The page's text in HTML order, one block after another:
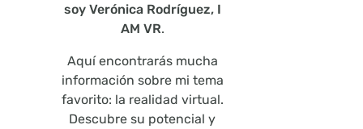
soy Verónica Rodríguez, I
AM VR.
Aquí encontrarás mucha
información sobre mi tema
favorito: la realidad virtual.
Descubre su potencial y